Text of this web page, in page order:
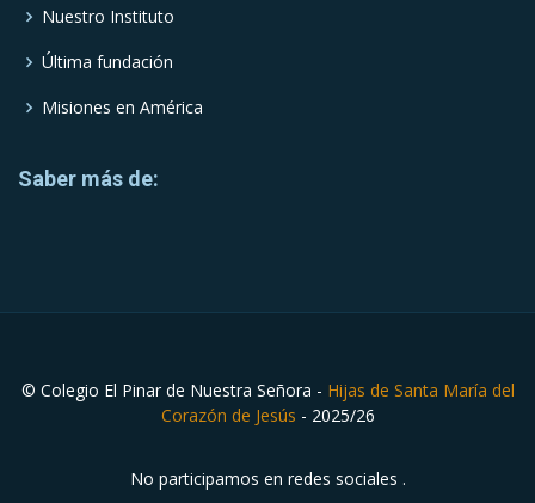
Nuestro Instituto
Última fundación
Misiones en América
Saber más de:
© Colegio El Pinar de Nuestra Señora - Hijas de Santa María del
Corazón de Jesús - 2025/26
No participamos en redes sociales .